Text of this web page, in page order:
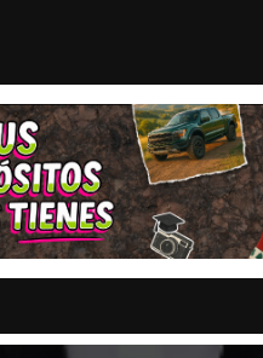
acusado ...